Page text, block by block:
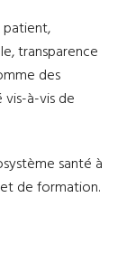
transparence
des
à-vis de
santé à
de formation.